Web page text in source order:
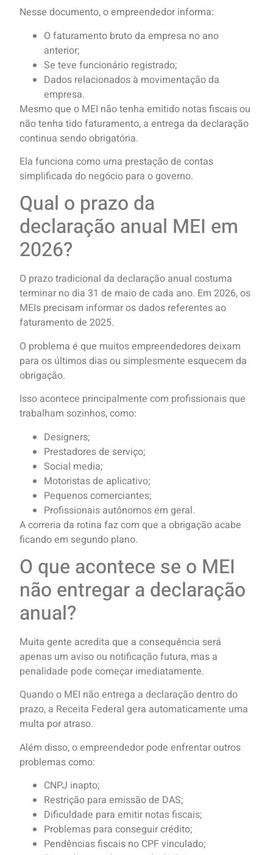
Nesse documento, o empreendedor informa:
O faturamento bruto da empresa no ano
anterior;
Se teve funcionário registrado;
Dados relacionados à movimentação da
empresa.
Mesmo que o MEI não tenha emitido notas fiscais ou
não tenha tido faturamento, a entrega da declaração
continua sendo obrigatória.
Ela funciona como uma prestação de contas
simplificada do negócio para o governo.
Qual o prazo da
declaração anual MEI em
2026?
O prazo tradicional da declaração anual costuma
terminar no dia 31 de maio de cada ano. Em 2026, os
MEIs precisam informar os dados referentes ao
faturamento de 2025.
O problema é que muitos empreendedores deixam
para os últimos dias ou simplesmente esquecem da
obrigação.
Isso acontece principalmente com profissionais que
trabalham sozinhos, como:
Designers;
Prestadores de serviço;
Social media;
Motoristas de aplicativo;
Pequenos comerciantes;
Profissionais autônomos em geral.
A correria da rotina faz com que a obrigação acabe
ficando em segundo plano.
O que acontece se o MEI
não entregar a declaração
anual?
Muita gente acredita que a consequência será
apenas um aviso ou notificação futura, mas a
penalidade pode começar imediatamente.
Quando o MEI não entrega a declaração dentro do
prazo, a Receita Federal gera automaticamente uma
multa por atraso.
Além disso, o empreendedor pode enfrentar outros
problemas como:
CNPJ inapto;
Restrição para emissão de DAS;
Dificuldade para emitir notas fiscais;
Problemas para conseguir crédito;
Pendências fiscais no CPF vinculado;